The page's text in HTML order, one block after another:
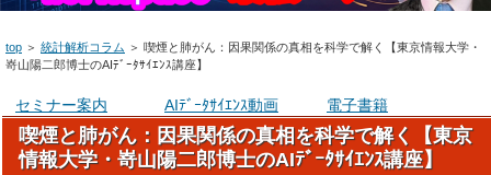
top ＞ 統計解析コラム ＞ 喫煙と肺がん：因果関係の真相を科学で解く【東京情報大学・
嵜山陽二郎博士のAIﾃﾞｰﾀｻｲｴﾝｽ講座】
セミナー案内 AIﾃﾞｰﾀｻｲｴﾝｽ動画 電子書籍
喫煙と肺がん：因果関係の真相を科学で解く【東京
情報大学・嵜山陽二郎博士のAIﾃﾞｰﾀｻｲｴﾝｽ講座】